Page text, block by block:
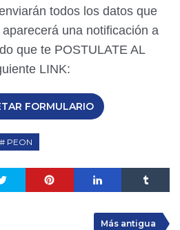
todos los datos que
una notificación a
que te POSTULATE AL
LINK:
FORMULARIO
PEON
Más antigua